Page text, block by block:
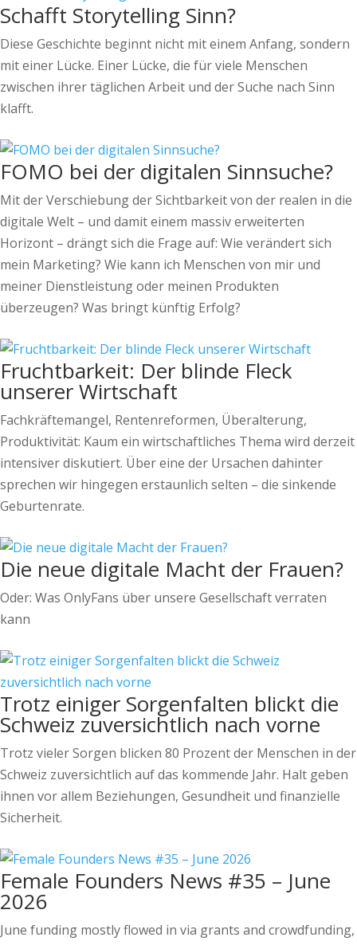
Schafft Storytelling Sinn?
Diese Geschichte beginnt nicht mit einem Anfang, sondern
mit einer Lücke. Einer Lücke, die für viele Menschen
zwischen ihrer täglichen Arbeit und der Suche nach Sinn
klafft.
FOMO bei der digitalen Sinnsuche?
Mit der Verschiebung der Sichtbarkeit von der realen in die
digitale Welt – und damit einem massiv erweiterten
Horizont – drängt sich die Frage auf: Wie verändert sich
mein Marketing? Wie kann ich Menschen von mir und
meiner Dienstleistung oder meinen Produkten
überzeugen? Was bringt künftig Erfolg?
Fruchtbarkeit: Der blinde Fleck
unserer Wirtschaft
Fachkräftemangel, Rentenreformen, Überalterung,
Produktivität: Kaum ein wirtschaftliches Thema wird derzeit
intensiver diskutiert. Über eine der Ursachen dahinter
sprechen wir hingegen erstaunlich selten – die sinkende
Geburtenrate.
Die neue digitale Macht der Frauen?
Oder: Was OnlyFans über unsere Gesellschaft verraten
kann
Trotz einiger Sorgenfalten blickt die
Schweiz zuversichtlich nach vorne
Trotz vieler Sorgen blicken 80 Prozent der Menschen in der
Schweiz zuversichtlich auf das kommende Jahr. Halt geben
ihnen vor allem Beziehungen, Gesundheit und finanzielle
Sicherheit.
Female Founders News #35 – June
2026
June funding mostly flowed in via grants and crowdfunding,